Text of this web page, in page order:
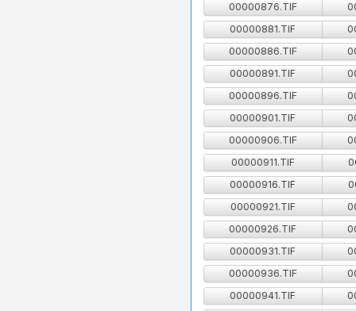
00000876.TIF
00000881.TIF
00000886.TIF
00000891.TIF
00000896.TIF
00000901.TIF
00000906.TIF
00000911.TIF
00000916.TIF
00000921.TIF
00000926.TIF
00000931.TIF
00000936.TIF
00000941.TIF